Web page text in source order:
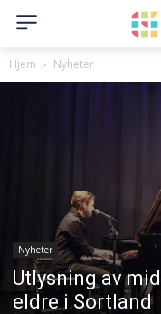
Hjem Nyheter
Nyheter
Utlysning av
eldre i Sortland